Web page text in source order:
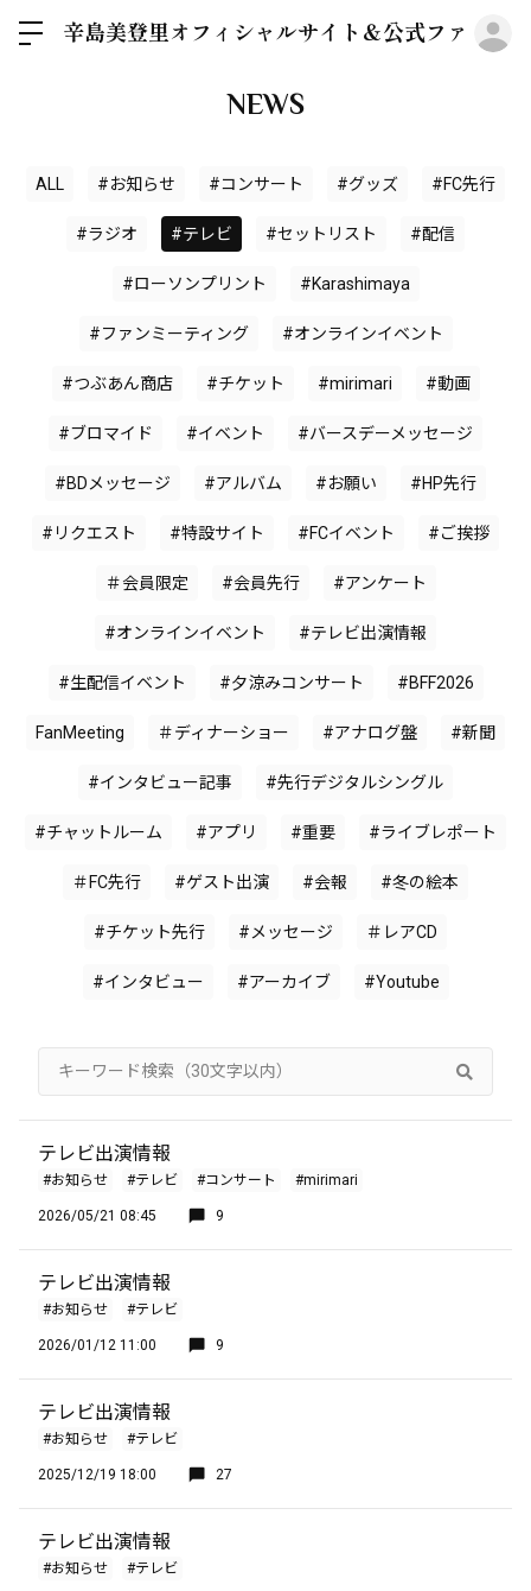
辛島美登里オフィシャルサイト＆公式ファンク
NEWS
ALL #お知らせ #コンサート #グッズ #FC先行
#ラジオ #テレビ #セットリスト #配信
#ローソンプリント #Karashimaya
#ファンミーティング #オンラインイベント
#つぶあん商店 #チケット #mirimari #動画
#ブロマイド #イベント #バースデーメッセージ
#BDメッセージ #アルバム #お願い #HP先行
#リクエスト #特設サイト #FCイベント #ご挨拶
＃会員限定 #会員先行 #アンケート
#オンラインイベント #テレビ出演情報
#生配信イベント #夕涼みコンサート #BFF2026
FanMeeting ＃ディナーショー #アナログ盤 #新聞
#インタビュー記事 #先行デジタルシングル
#チャットルーム #アプリ #重要 #ライブレポート
＃FC先行 #ゲスト出演 #会報 #冬の絵本
#チケット先行 #メッセージ ＃レアCD
#インタビュー #アーカイブ #Youtube
テレビ出演情報
#お知らせ #テレビ #コンサート #mirimari
2026/05/21 08:45 9
テレビ出演情報
#お知らせ #テレビ
2026/01/12 11:00 9
テレビ出演情報
#お知らせ #テレビ
2025/12/19 18:00 27
テレビ出演情報
#お知らせ #テレビ